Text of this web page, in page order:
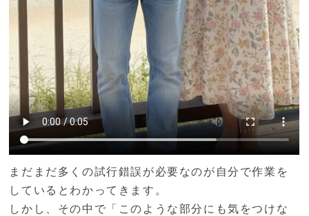
まだまだ多くの試行錯誤が必要なのが自分で作業を
しているとわかってきます。
しかし、その中で「このような部分にも気をつけな